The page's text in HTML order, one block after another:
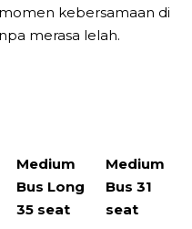
kebersamaan di
merasa lelah.
Medium
Bus Long
35 seat
Medium
Bus 31
seat